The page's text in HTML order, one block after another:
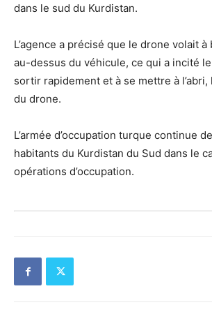
dans le sud du Kurdistan.
L’agence a précisé que le drone volait
au-dessus du véhicule, ce qui a incité
sortir rapidement et à se mettre à
du drone.
L’armée d’occupation turque continue
habitants du Kurdistan du Sud dans le
opérations d’occupation.